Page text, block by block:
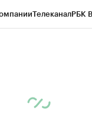
ТелеканалРБК